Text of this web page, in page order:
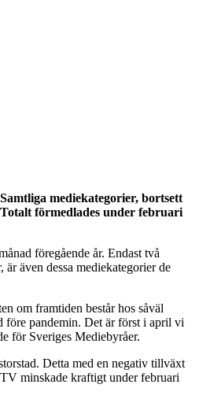
mediekategorier, bortsett
förmedlades under februari
föregående år. Endast två
även dessa mediekategorier de
om framtiden består hos såväl
före pandemin. Det är först i april vi
för Sveriges Mediebyråer.
Detta med en negativ tillväxt
minskade kraftigt under februari